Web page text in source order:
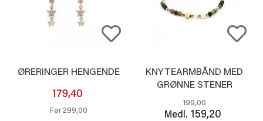
ØRERINGER HENGENDE
179,40
Før299,00
KNYTEARMBÅND MED
GRØNNE STENER
199,00
Medl. 159,20